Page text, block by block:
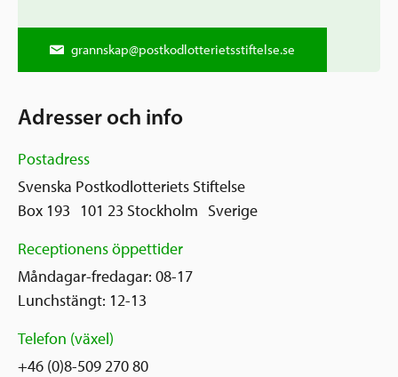
grannskap@postkodlotterietsstiftelse.se
Adresser och info
Postadress
Svenska Postkodlotteriets Stiftelse
Box 193 101 23 Stockholm Sverige
Receptionens öppettider
Måndagar-fredagar: 08-17
Lunchstängt: 12-13
Telefon (växel)
+46 (0)8-509 270 80